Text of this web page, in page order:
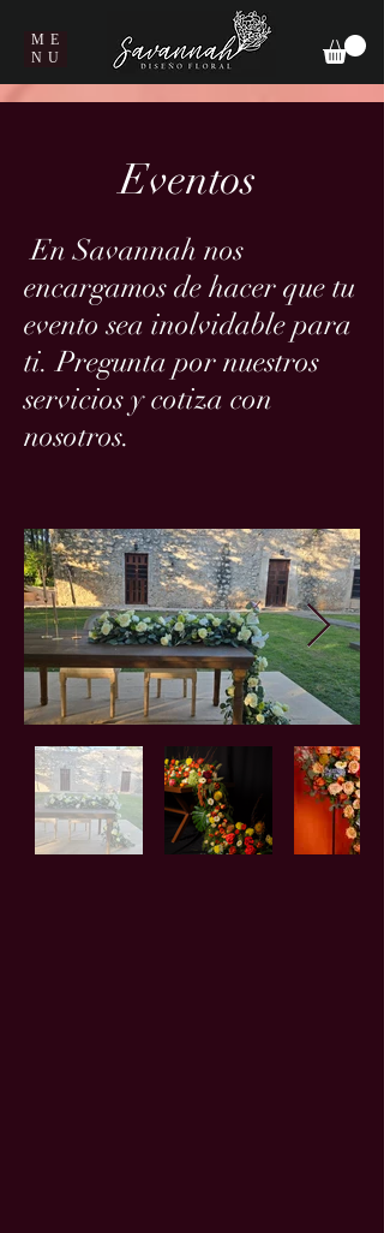
ME
NU
Eventos
En Savannah nos
encargamos de hacer que tu
evento sea inolvidable para
ti. Pregunta por nuestros
servicios y cotiza con
nosotros.